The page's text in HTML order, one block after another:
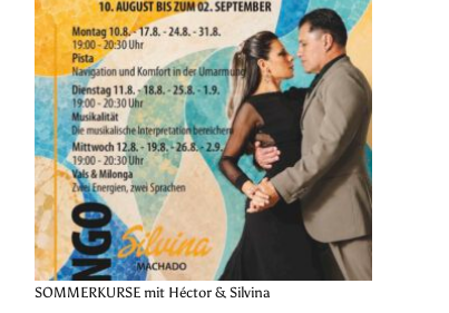
SOMMERKURSE mit Héctor & Silvina